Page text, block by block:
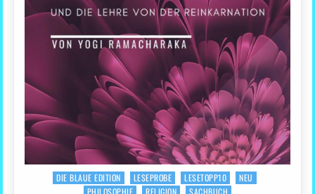
Posted
DIE BLAUE EDITION LESEPROBE LESETOPP10
NEU
PHILOSOPHIE
RELIGION SACHBUCH